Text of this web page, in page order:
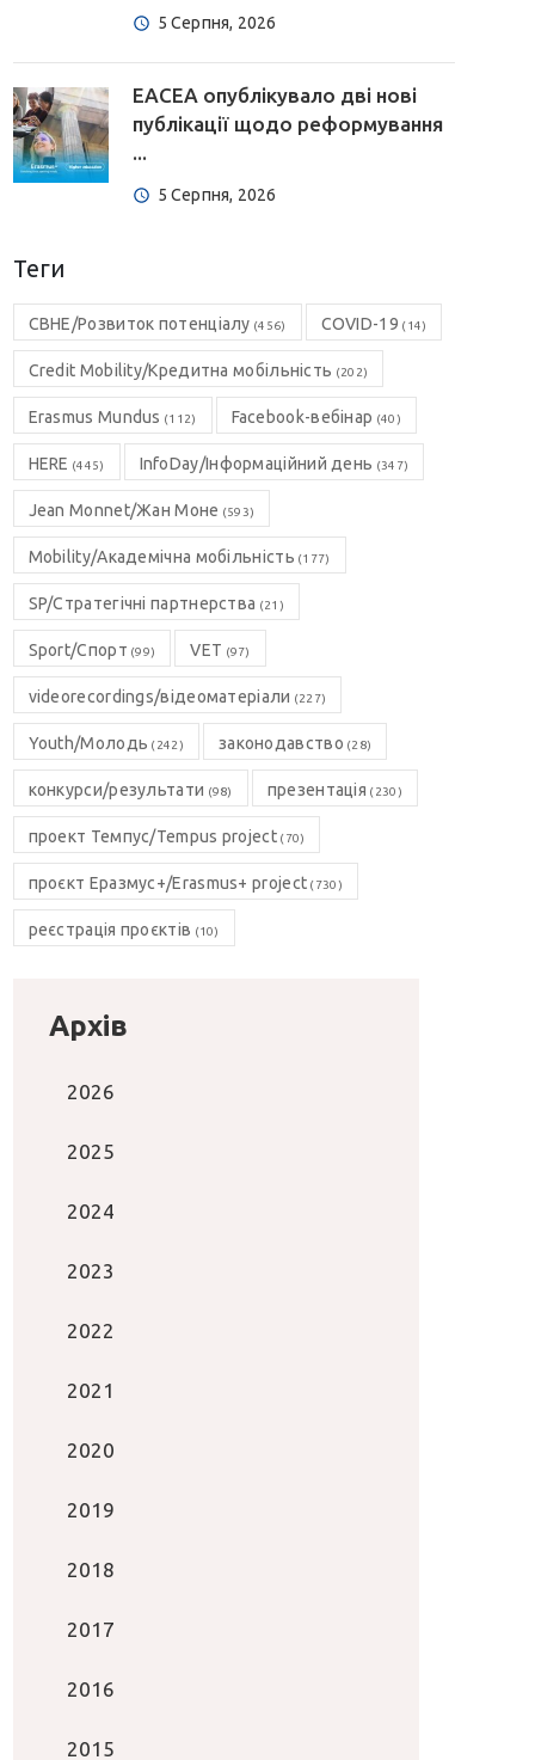
5 Серпня, 2026
EACEA опублікувало дві нові
публікації щодо реформування
...
5 Серпня, 2026
Теги
CBHE/Розвиток потенціалу (456) COVID-19 (14)
Credit Mobility/Кредитна мобільність (202)
Erasmus Mundus (112) Facebook-вебінар (40)
HERE (445) InfoDay/Інформаційний день (347)
Jean Monnet/Жан Моне (593)
Mobility/Академічна мобільність (177)
SP/Стратегічні партнерства (21)
Sport/Спорт (99) VET (97)
videorecordings/відеоматеріали (227)
Youth/Молодь (242) законодавство (28)
конкурси/результати (98) презентація (230)
проект Темпус/Tempus project(70)
проєкт Еразмус+/Erasmus+ project (730)
реєстрація проєктів (10)
Архів
2026
2025
2024
2023
2022
2021
2020
2019
2018
2017
2016
2015